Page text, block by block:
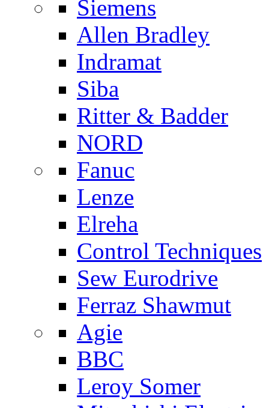
Siemens
Allen Bradley
Indramat
Siba
Ritter & Badder
NORD
Fanuc
Lenze
Elreha
Control Techniques
Sew Eurodrive
Ferraz Shawmut
Agie
BBC
Leroy Somer